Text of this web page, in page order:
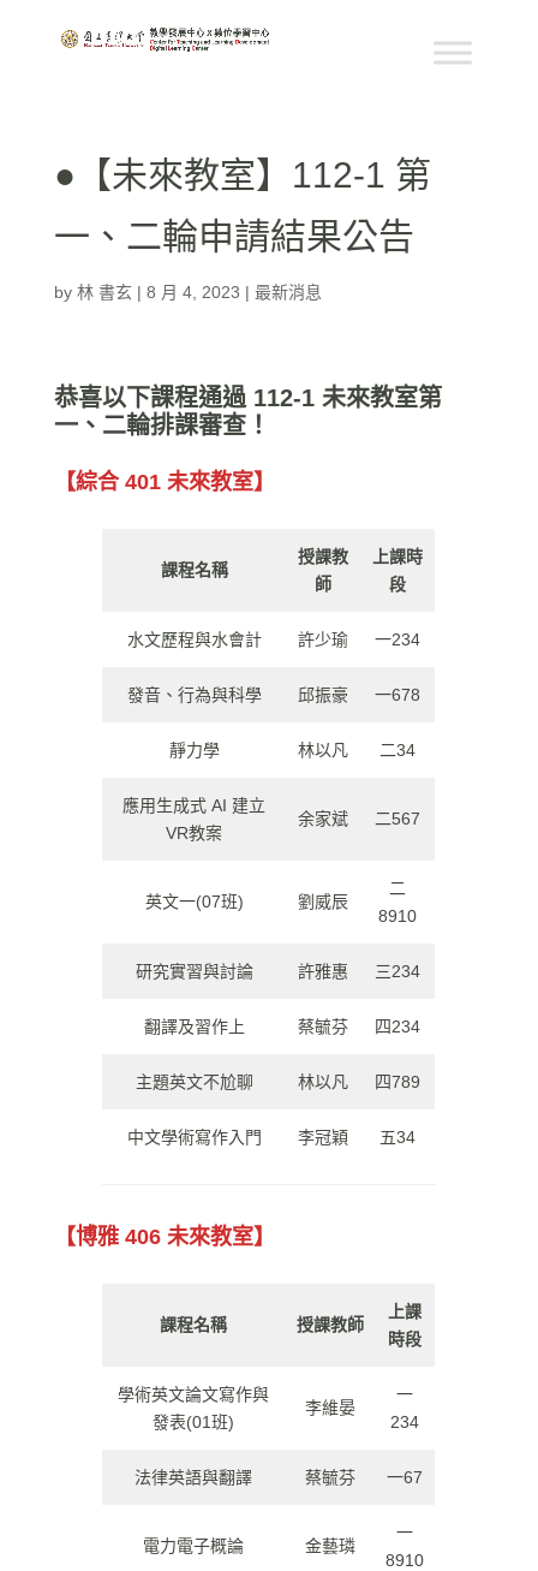
●【未來教室】112-1 第
一、二輪申請結果公告
by 林 書玄| 8 月 4, 2023 | 最新消息
恭喜以下課程通過 112-1 未來教室第
一、二輪排課審查！
【綜合 401 未來教室】
課程名稱
授課教
師
上課時
段
水文歷程與水會計 許少瑜 一234
發音、行為與科學 邱振豪 一678
靜力學 林以凡 二34
應用生成式 AI 建立
VR教案
余家斌 二567
英文一(07班) 劉威辰
二
8910
研究實習與討論 許雅惠 三234
翻譯及習作上 蔡毓芬 四234
主題英文不尬聊 林以凡 四789
中文學術寫作入門 李冠穎 五34
【博雅 406 未來教室】
課程名稱 授課教師
上課
時段
學術英文論文寫作與
發表(01班)
李維晏
一
234
法律英語與翻譯 蔡毓芬 一67
電力電子概論 金藝璘
一
8910